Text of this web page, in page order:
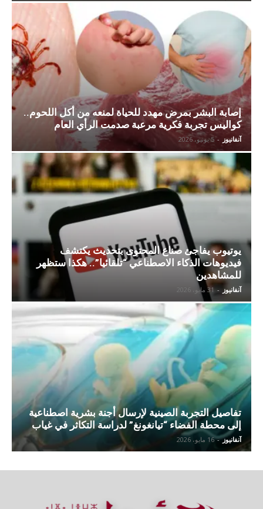
إصابة البشر بمرض مهدد للحياة لمنعه من أكل اللحوم..
كواليس تجربة فكرية مرعبة صدمت الرأي العام
آنفانيوز - 5 يونيو، 2026
يوتيوب يفاجئ صناع المحتوى بتحديث يكتشف
فيديوهات الذكاء الاصطناعي “تلقائيا”.. هكذا ستظهر
للمشاهدين
آنفانيوز - 31 مايو، 2026
تفاصيل التجربة الصينية لإرسال أجنة بشرية اصطناعية
إلى محطة الفضاء “تيانغونغ” لدراسة التكاثر في غياب
آنفانيوز - 16 مايو، 2026